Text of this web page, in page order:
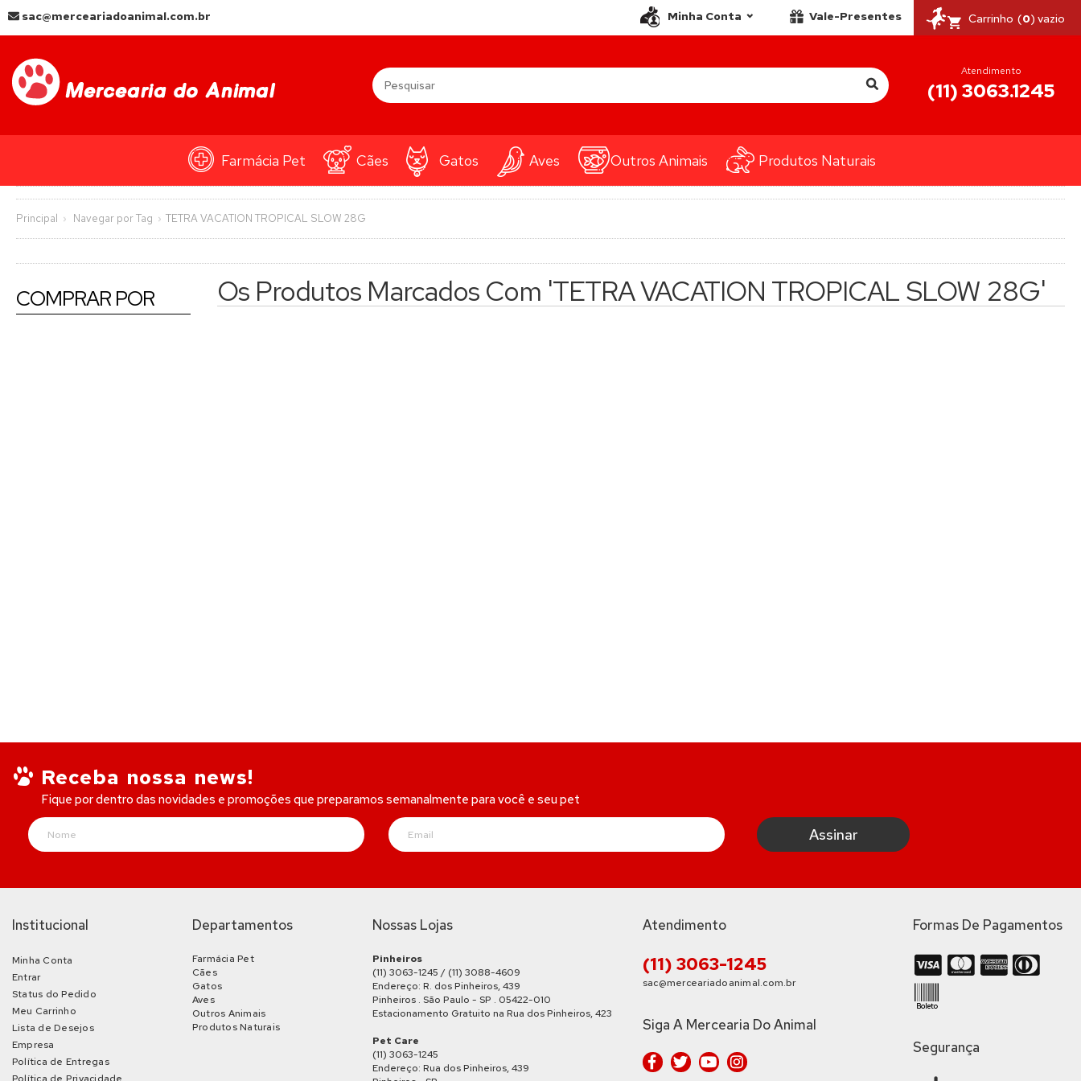
sac@merceariadoanimal.com.br Carrinho (0) vazio
Vale-Presentes
Minha Conta
Atendimento
(11) 3063.1245
Farmácia Pet Cães Gatos Aves Outros Animais Produtos Naturais
Principal Navegar por Tag TETRA VACATION TROPICAL SLOW 28G
COMPRAR POR Os Produtos Marcados Com 'TETRA VACATION TROPICAL SLOW 28G'
Receba nossa news!
Fique por dentro das novidades e promoções que preparamos semanalmente para você e seu pet
Institucional
Minha Conta
Entrar
Status do Pedido
Meu Carrinho
Lista de Desejos
Empresa
Política de Entregas
Departamentos
Farmácia Pet
Cães
Gatos
Aves
Outros Animais
Produtos Naturais
Nossas Lojas
Pinheiros
(11) 3063-1245 / (11) 3088-4609
Endereço: R. dos Pinheiros, 439
Pinheiros . São Paulo - SP . 05422-010
Estacionamento Gratuito na Rua dos Pinheiros, 423
Pet Care
(11) 3063-1245
Endereço: Rua dos Pinheiros, 439
Atendimento
(11) 3063-1245
sac@merceariadoanimal.com.br
Siga A Mercearia Do Animal
Formas De Pagamentos
Segurança